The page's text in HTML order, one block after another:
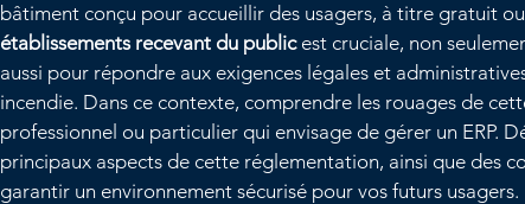
bâtiment conçu pour accueillir des usagers, à titre gratuit
établissements recevant du public est cruciale, non
aussi pour répondre aux exigences légales et
incendie. Dans ce contexte, comprendre les rouages de
professionnel ou particulier qui envisage de gérer un ERP.
principaux aspects de cette réglementation, ainsi que des
garantir un environnement sécurisé pour vos futurs usagers.